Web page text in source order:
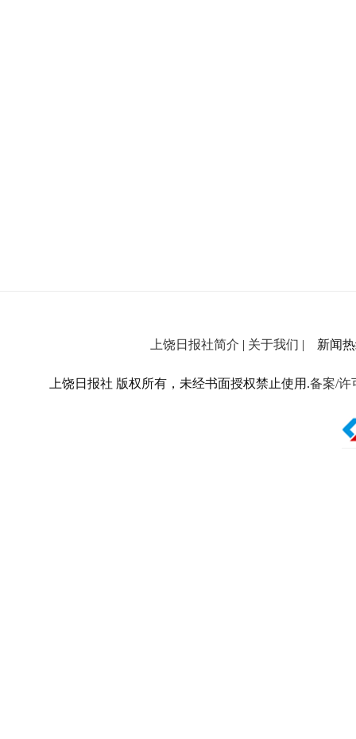
上饶日报社简介 | 关于我们 | 新闻热
上饶日报社 版权所有，未经书面授权禁止使用.备案/许